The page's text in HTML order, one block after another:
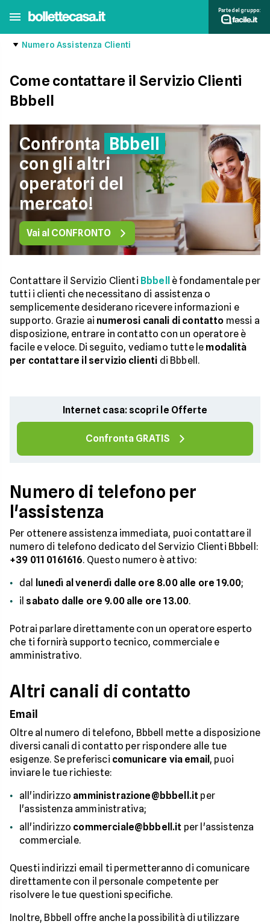
Parte del gruppo:
Numero Assistenza Clienti
Come contattare il Servizio Clienti
Bbbell
Confronta Bbbell
con gli altri
operatori del
mercato!
Vai al CONFRONTO
Contattare il Servizio Clienti Bbbell
è fondamentale per
tutti i clienti che necessitano di assistenza o
semplicemente desiderano ricevere informazioni e
supporto. Grazie ai numerosi canali di contatto messi a
disposizione, entrare in contatto con un operatore è
facile e veloce. Di seguito, vediamo tutte le modalità
per contattare il servizio clienti di Bbbell.
Internet casa: scopri le Offerte
Confronta GRATIS
Numero di telefono per
l'assistenza
Per ottenere assistenza immediata, puoi contattare il
numero di telefono dedicato del Servizio Clienti Bbbell:
+39 011 0161616. Questo numero è attivo:
dal
lunedì al venerdì dalle ore 8.00 alle ore 19.00;
il sabato dalle ore 9.00 alle ore 13.00.
Potrai parlare direttamente con un operatore esperto
che ti fornirà supporto tecnico, commerciale e
amministrativo.
Altri canali di contatto
Email
Oltre al numero di telefono, Bbbell mette a disposizione
diversi canali di contatto per rispondere alle tue
esigenze. Se preferisci comunicare via email , puoi
inviare le tue richieste:
all'indirizzo amministrazione@bbbell.it per
l'assistenza amministrativa;
all'indirizzo commerciale@bbbell.it per l'assistenza
commerciale.
Questi indirizzi email ti permetteranno di comunicare
direttamente con il personale competente per
risolvere le tue questioni specifiche.
Inoltre, Bbbell offre anche la possibilità di utilizzare